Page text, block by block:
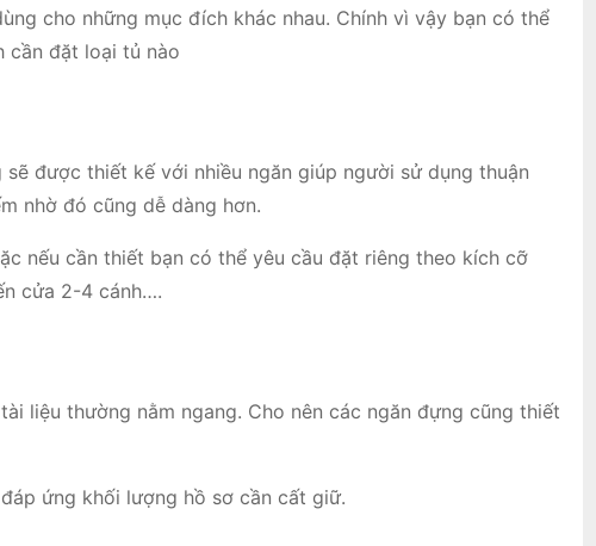
cho những mục đích khác nhau. Chính vì vậy bạn có thể
cần đặt loại tủ nào
được thiết kế với nhiều ngăn giúp người sử dụng thuận
nhờ đó cũng dễ dàng hơn.
nếu cần thiết bạn có thể yêu cầu đặt riêng theo kích cỡ
cửa 2-4 cánh….
liệu thường nằm ngang. Cho nên các ngăn đựng cũng thiết
ứng khối lượng hồ sơ cần cất giữ.